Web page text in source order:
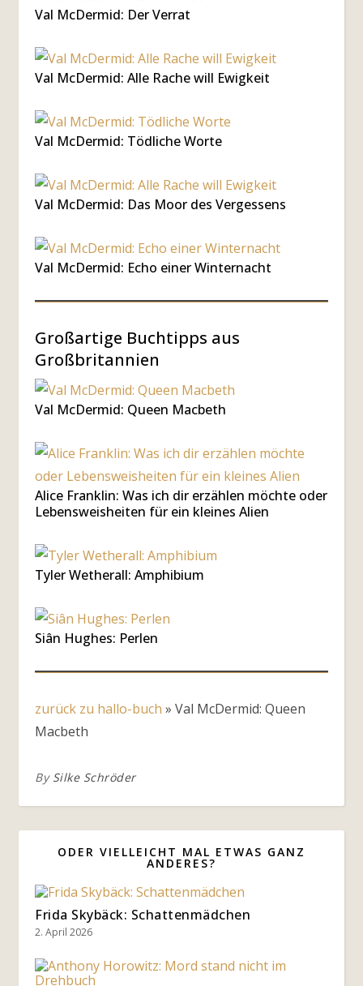
Val McDermid: Der Verrat
Val McDermid: Alle Rache will Ewigkeit
Val McDermid: Tödliche Worte
Val McDermid: Das Moor des Vergessens
Val McDermid: Echo einer Winternacht
Großartige Buchtipps aus
Großbritannien
Val McDermid: Queen Macbeth
Alice Franklin: Was ich dir erzählen möchte oder
Lebensweisheiten für ein kleines Alien
Tyler Wetherall: Amphibium
Siân Hughes: Perlen
zurück zu hallo-buch » Val McDermid: Queen
Macbeth
By Silke Schröder
ODER VIELLEICHT MAL ETWAS GANZ
ANDERES?
Frida Skybäck: Schattenmädchen
2. April 2026